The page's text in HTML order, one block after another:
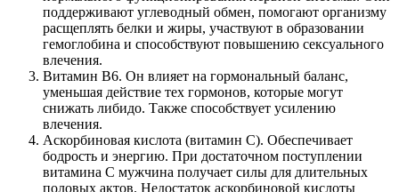
поддерживают углеводный обмен, помогают организму
расщеплять белки и жиры, участвуют в образовании
гемоглобина и способствуют повышению сексуального
влечения.
Витамин В6. Он влияет на гормональный баланс,
уменьшая действие тех гормонов, которые могут
снижать либидо. Также способствует усилению
влечения.
Аскорбиновая кислота (витамин С). Обеспечивает
бодрость и энергию. При достаточном поступлении
витамина С мужчина получает силы для длительных
половых актов. Недостаток аскорбиновой кислоты